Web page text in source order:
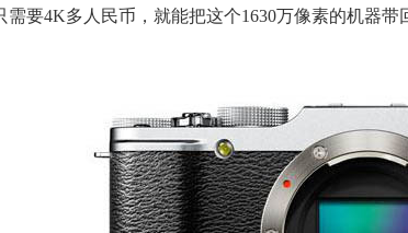
需要4K多人民币，就能把这个1630万像素的机器带